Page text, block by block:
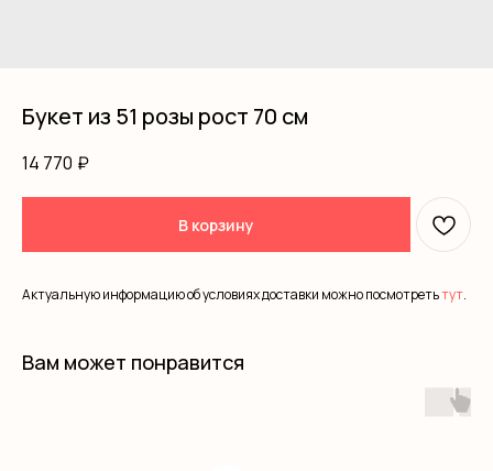
Букет из 51 розы рост 70 см
14 770 ₽
В корзину
Актуальную информацию об условиях доставки можно посмотретьтут.
Вам может понравится